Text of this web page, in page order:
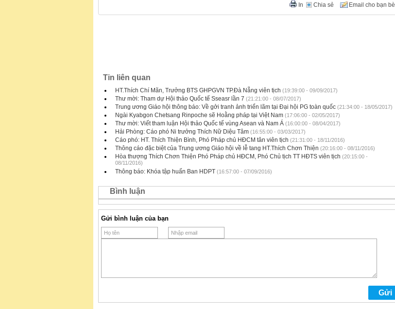
Chia sẻ
In Email cho bạn bè
Tin liên quan
HT.Thích Chí Mãn, Trưởng BTS GHPGVN TP.Đà Nẵng viên tịch (19:39:00 - 09/09/2017)
Thư mời: Tham dự Hội thảo Quốc tế Sseasr lần 7 (21:21:00 - 08/07/2017)
Trung ương Giáo hội thông báo: Về gởi tranh ảnh triển lãm tại Đại hội PG toàn quốc (21:34:00 - 18/05/2017)
Ngài Kyabgon Chetsang Rinpoche sẽ Hoằng pháp tại Việt Nam (17:06:00 - 02/05/2017)
Thư mời: Viết tham luận Hội thảo Quốc tế vùng Asean và Nam Á (16:00:00 - 08/04/2017)
Hải Phòng: Cáo phó Ni trưởng Thích Nữ Diệu Tâm (16:55:00 - 03/03/2017)
Cáo phó: HT. Thích Thiện Bình, Phó Pháp chủ HĐCM tân viên tịch (21:31:00 - 18/11/2016)
Thông cáo đặc biệt của Trung ương Giáo hội về lễ tang HT.Thích Chơn Thiện (20:16:00 - 08/11/2016)
Hòa thượng Thích Chơn Thiện Phó Pháp chủ HĐCM, Phó Chủ tịch TT HĐTS viên tịch (20:15:00 -
08/11/2016)
Thông báo: Khóa tập huấn Ban HDPT (16:57:00 - 07/09/2016)
Bình luận
Gửi bình luận của bạn